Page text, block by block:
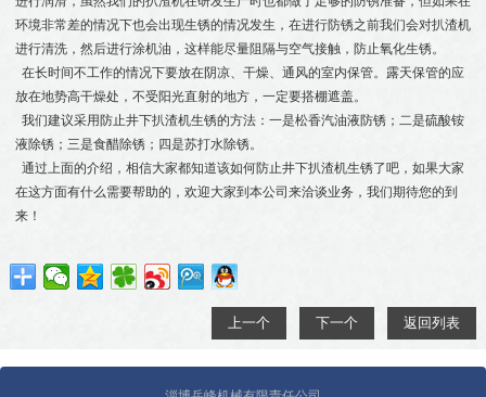
环境非常差的情况下也会出现生锈的情况发生，在进行防锈之前我们会对扒渣机
进行清洗，然后进行涂机油，这样能尽量阻隔与空气接触，防止氧化生锈。
在长时间不工作的情况下要放在阴凉、干燥、通风的室内保管。露天保管的应
放在地势高干燥处，不受阳光直射的地方，一定要搭棚遮盖。
我们建议采用防止井下扒渣机生锈的方法：一是松香汽油液防锈；二是硫酸铵
液除锈；三是食醋除锈；四是苏打水除锈。
通过上面的介绍，相信大家都知道该如何防止井下扒渣机生锈了吧，如果大家
在这方面有什么需要帮助的，欢迎大家到本公司来洽谈业务，我们期待您的到
来！
上一个 下一个 返回列表